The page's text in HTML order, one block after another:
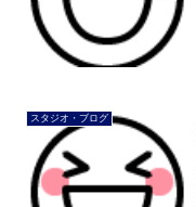
スタジオ・ブログ